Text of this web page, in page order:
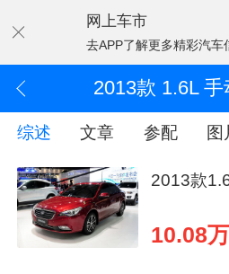
网上车市
去APP了解更多精彩汽车
2013款 1.6L
综述 文章 参配 图
2013款
10.08万